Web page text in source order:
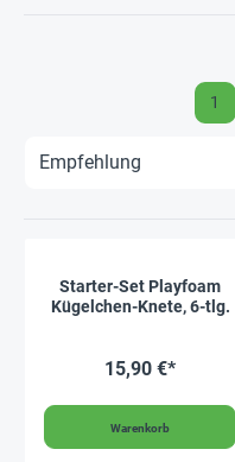
1
Starter-Set Playfoam
Kügelchen-Knete, 6-tlg.
15,90 €*
Warenkorb